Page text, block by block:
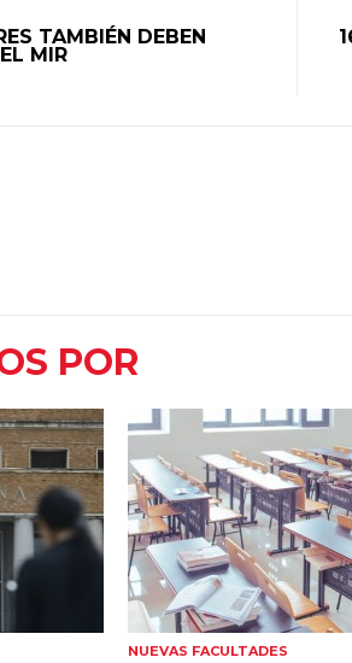
TAMBIÉN DEBEN
MIR
POR
NUEVAS FACULTADES